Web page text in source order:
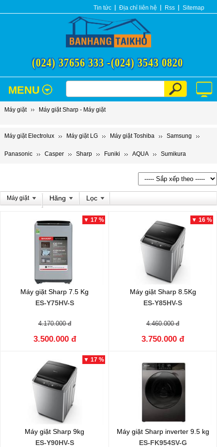
Tin tức Địa chỉ liên hệ Rss Sitemap
(024) 37656 333 -(024) 3543 0820
MENU
Máy giặt Máy giặt Sharp - Máy giặt
Máy giặt Electrolux Máy giặt LG Máy giặt Toshiba Samsung
Panasonic Casper Sharp Funiki AQUA Sumikura
Máy giặt Hãng Lọc
▼ 17 %
Máy giặt Sharp 7.5 Kg
ES-Y75HV-S
4.170.000 đ
3.500.000 đ
▼ 16 %
Máy giặt Sharp 8.5Kg
ES-Y85HV-S
4.460.000 đ
3.750.000 đ
▼ 17 %
Máy giặt Sharp 9kg
ES-Y90HV-S
Máy giặt Sharp inverter 9.5 kg
ES-FK954SV-G